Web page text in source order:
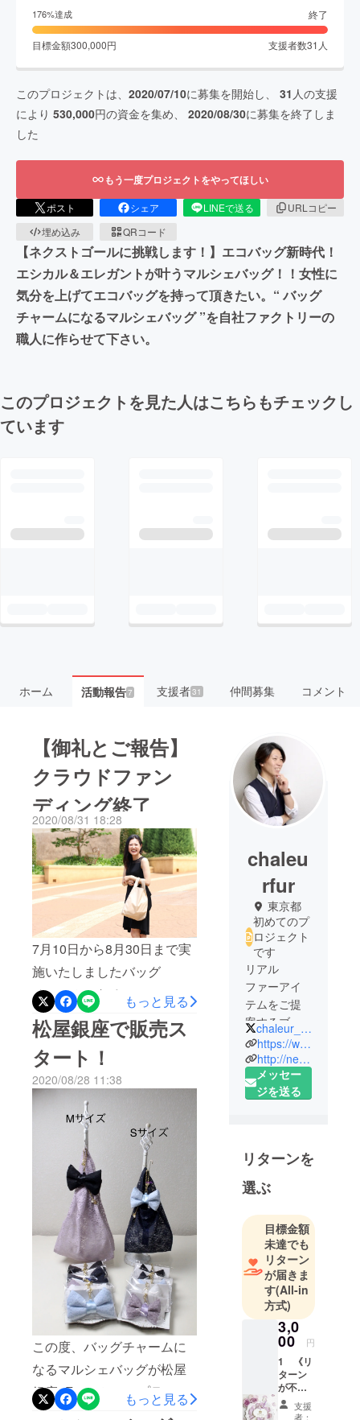
176%達成 終了
目標金額300,000円 支援者数31 人
このプロジェクトは、 2020/07/10に募集を開始し、 31 人の支援
により 530,000円の資金を集め、 2020/08/30に募集を終了しま
した
もう一度プロジェクトをやってほしい
ポスト シェア LINEで送る
URLコピー
埋め込み
QRコード
【ネクストゴールに挑戦します！】エコバッグ新時代！
エシカル＆エレガントが叶うマルシェバッグ！！女性に
気分を上げてエコバッグを持って頂きたい。“ バッグ
チャームになるマルシェバッグ ”を自社ファクトリーの
職人に作らせて下さい。
このプロジェクトを見た人はこちらもチェックし
ています
ホーム 活動報告7 支援者31 仲間募集 コメント
【御礼とご報告】
クラウドファン
ディング終了
2020/08/31 18:28
7月10日から8月30日まで実
施いたしましたバッグ
チャームになるマルシェ
バッグ「 Ribbon
marché《リボンマル
シェ》」のクラウドファン
ディングが無事終了いたし
ました。開始より1週間で支
援金額は当初の目標であっ
た30万円に達し、計52日間
で総額53万円、総勢31名様
よりご支援を賜ることがで
きました。Chaleur及び
Ribbon marchéにご賛同い
ただきました皆さまの多大
なるご支援に、心より御礼
申し上げます。プロジェク
トが進行していく中で、ご
支援に加えて多数のメッ
セージをいただき、ご支援
者の皆さまのご共感と強い
もっと見る
松屋銀座で販売ス
タート！
2020/08/28 11:38
この度、バッグチャームに
なるマルシェバッグが松屋
銀座1Fエッセンスプラスで
販売開始されました。実物
もっと見る
chaleu
rfur
東京都
初めてのプ
ロジェクト
です
リアル
ファーアイ
テムをご提
案するブラ
ンド「シャ
ルール」を
運営する根
本賢二と申
にもよりそ
えるファー
アイテムを
生み出し、
日々頑張る
女性をそっ
と後押しで
きるブラン
ドでありた
いと日々制
作を続けて
います。
根本 賢二 [
Kenji
chaleur_fur
https://www.chaleur-fur.com/
http://nemofur.jp/
メッセー
ジを送る
リターンを
選ぶ
目標金額
未達でも
リターン
が届きま
す(All-in
方式)
3,0
00 円
1 《リ
ターン
が不要
な方向
け》 お
支援
者：